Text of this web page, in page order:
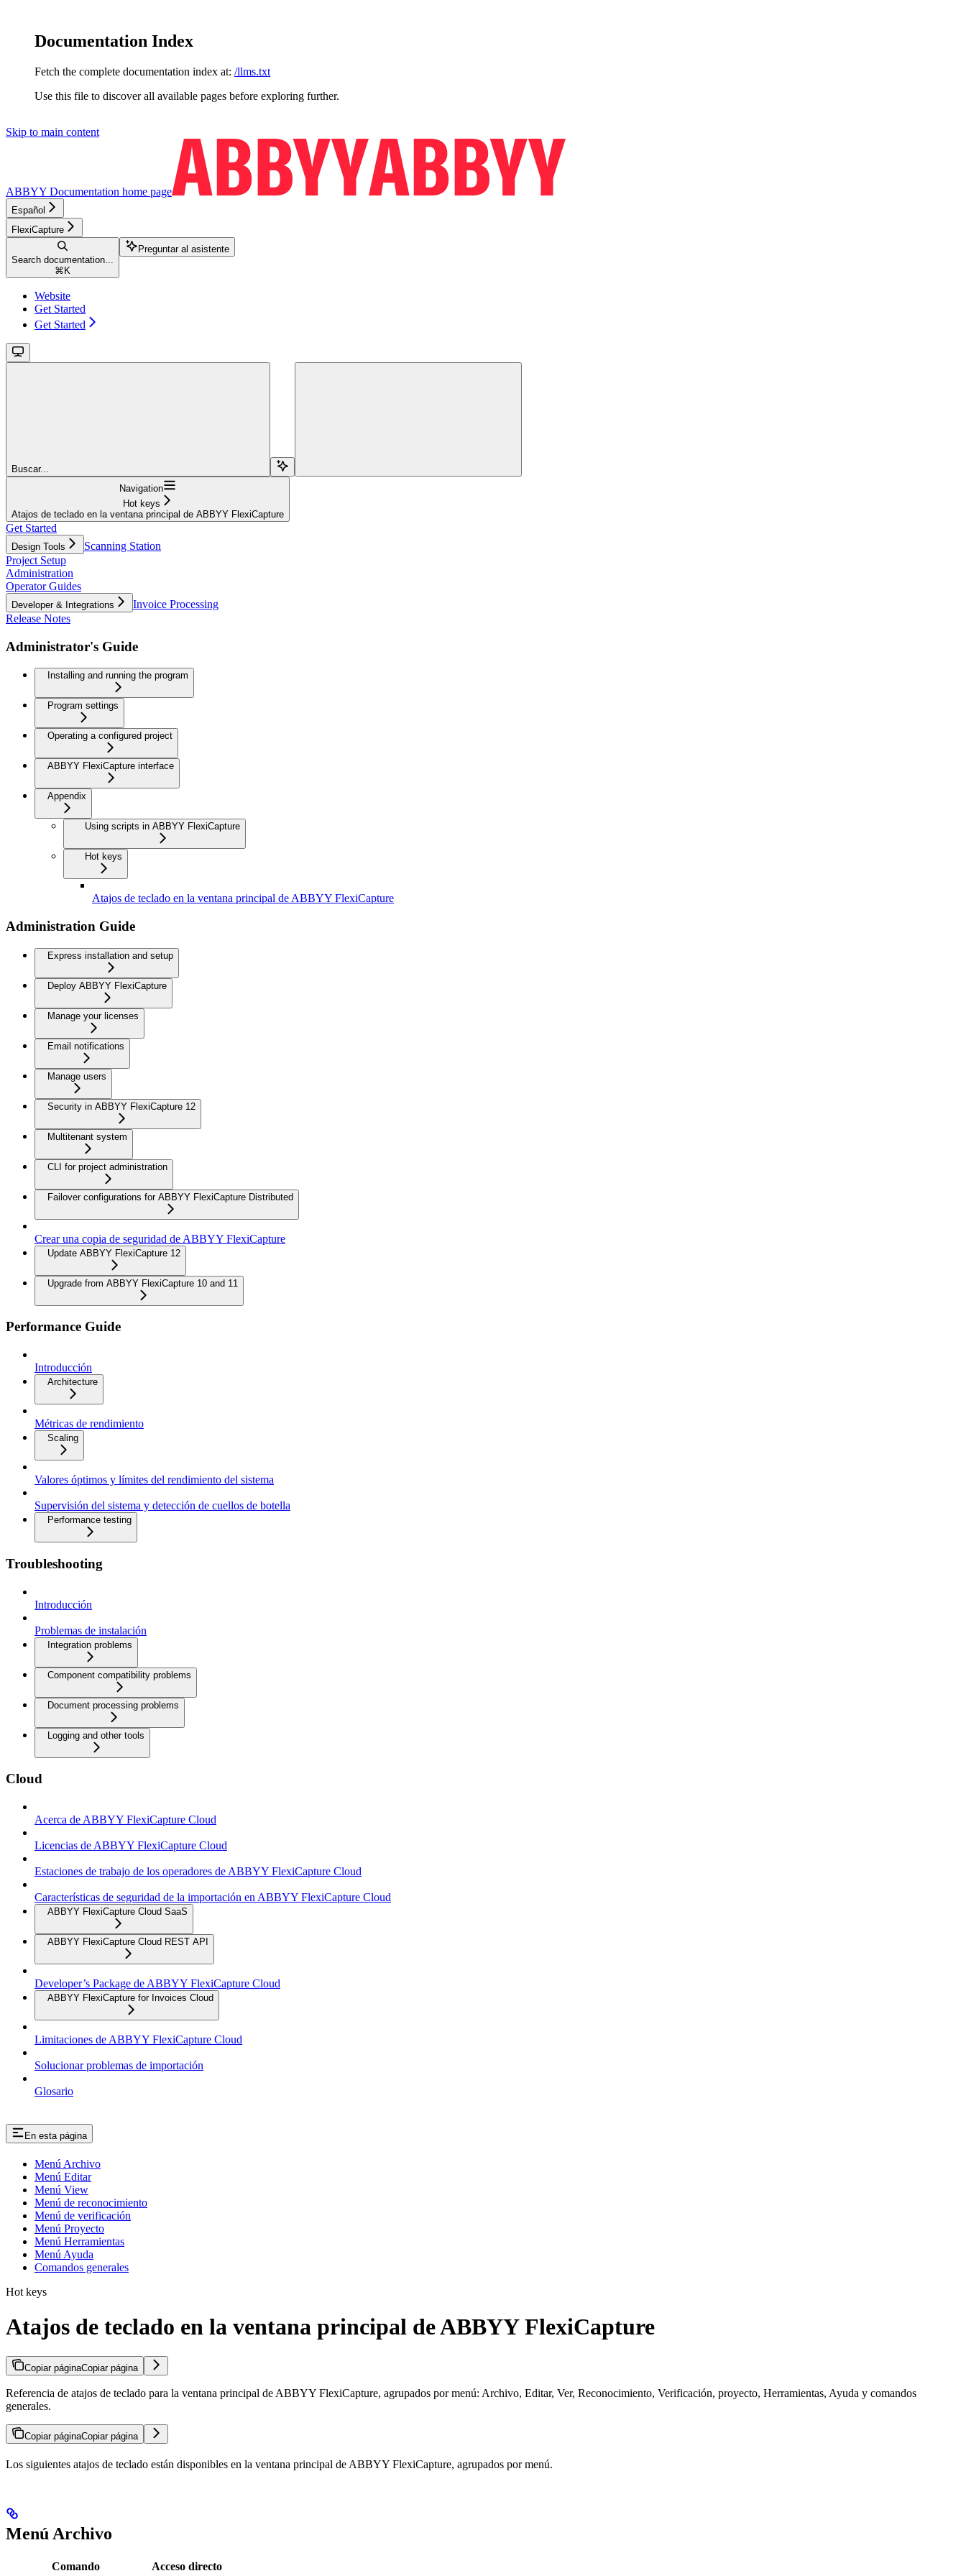
Documentation Index
Fetch the complete documentation index at: /llms.txt
Use this file to discover all available pages before exploring further.
Skip to main content
ABBYY Documentation home page
Español
FlexiCapture
Search documentation...
⌘ K
Preguntar al asistente
Website
Get Started
Get Started
Buscar...
Navigation
Hot keys
Atajos de teclado en la ventana principal de ABBYY FlexiCapture
Get Started
Design Tools
Scanning Station
Project Setup
Administration
Operator Guides
Developer & Integrations
Invoice Processing
Release Notes
Administrator's Guide
Installing and running the program
Program settings
Operating a configured project
ABBYY FlexiCapture interface
Appendix
Using scripts in ABBYY FlexiCapture
Hot keys
Atajos de teclado en la ventana principal de ABBYY FlexiCapture
Administration Guide
Express installation and setup
Deploy ABBYY FlexiCapture
Manage your licenses
Email notifications
Manage users
Security in ABBYY FlexiCapture 12
Multitenant system
CLI for project administration
Failover configurations for ABBYY FlexiCapture Distributed
Crear una copia de seguridad de ABBYY FlexiCapture
Update ABBYY FlexiCapture 12
Upgrade from ABBYY FlexiCapture 10 and 11
Performance Guide
Introducción
Architecture
Métricas de rendimiento
Scaling
Valores óptimos y límites del rendimiento del sistema
Supervisión del sistema y detección de cuellos de botella
Performance testing
Troubleshooting
Introducción
Problemas de instalación
Integration problems
Component compatibility problems
Document processing problems
Logging and other tools
Cloud
Acerca de ABBYY FlexiCapture Cloud
Licencias de ABBYY FlexiCapture Cloud
Estaciones de trabajo de los operadores de ABBYY FlexiCapture Cloud
Características de seguridad de la importación en ABBYY FlexiCapture Cloud
ABBYY FlexiCapture Cloud SaaS
ABBYY FlexiCapture Cloud REST API
Developer’s Package de ABBYY FlexiCapture Cloud
ABBYY FlexiCapture for Invoices Cloud
Limitaciones de ABBYY FlexiCapture Cloud
Solucionar problemas de importación
Glosario
En esta página
Menú Archivo
Menú Editar
Menú View
Menú de reconocimiento
Menú de verificación
Menú Proyecto
Menú Herramientas
Menú Ayuda
Comandos generales
Hot keys
Atajos de teclado en la ventana principal de ABBYY FlexiCapture
Copiar páginaCopiar página
Referencia de atajos de teclado para la ventana principal de ABBYY FlexiCapture, agrupados por menú: Archivo, Editar, Ver, Reconocimiento, Verificación, proyecto, Herramientas, Ayuda y comandos
generales.
Copiar páginaCopiar página
Los siguientes atajos de teclado están disponibles en la ventana principal de ABBYY FlexiCapture, agrupados por menú.
Menú Archivo
Comando
Acceso directo